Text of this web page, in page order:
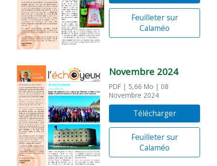
Feuilleter sur
Calaméo
Novembre 2024
PDF | 5,66 Mo | 08
Novembre 2024
Télécharger
Feuilleter sur
Calaméo